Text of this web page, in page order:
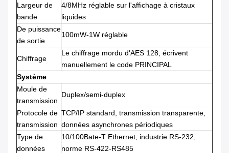
Largeur de
bande
4/8MHz réglable sur l'affichage à cristaux
liquides
De puissance
de sortie
100mW-1W réglable
Chiffrage
Le chiffrage mordu d'AES 128, écrivent
manuellement le code PRINCIPAL
Système
Moule de
transmission
Duplex/semi-duplex
Protocole de
transmission
TCP/IP standard, transmission transparente,
données asynchrones périodiques
Type de
données
10/100Bate-T Ethernet, industrie RS-232,
norme RS-422-RS485